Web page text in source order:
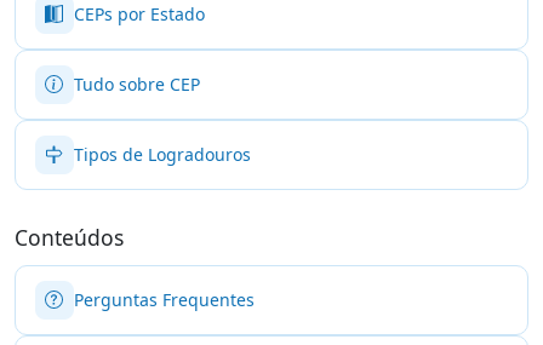
CEPs por Estado
Tudo sobre CEP
Tipos de Logradouros
Conteúdos
Perguntas Frequentes